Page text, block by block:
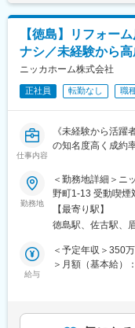
られる方を求めて
＜強い意欲と行動
現状に満足するこ
るのかという問題
強い情熱とバイタ
てチャレンジする
気・空調・給排水
た。現在では、情
域を拡げ、四国を
都圏・関西圏等に
■求める人物像：
・プロフェッショ
方…自らの仕事を
全体に貢献すると
めに技術力／能力
方を求めています。
ことなく、何をど
題意識を常に持ち
力向上や改善に向
ます。
変更の範囲：会社
【徳島】リフォー
ナシ／未経験から
ニッカホーム株式会社
正社員 転勤なし 職
仕事内容
《未経験から活
の知名度高く成約
＼こんな方におスス
◎接客業の経験者
フなど
┗お客さまの疑問
す！
◎自分の頑張りを
い！
勤務地
＜勤務地詳細＞ニ
野町1-13 受動喫煙
社の定める事業所
【最寄り駅】
徳島駅、佐古駅、
給与
＜予定年収＞350
＞月額（基本給）
齢・能力・経験等